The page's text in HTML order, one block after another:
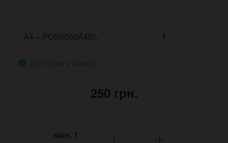
Доступно к заказу
250 грн.
мин. 1